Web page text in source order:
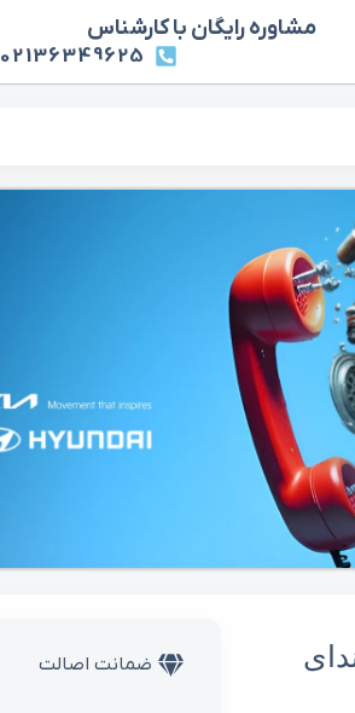
مشاوره رایگان با کارشناس
02136349625
ضمانت اصالت